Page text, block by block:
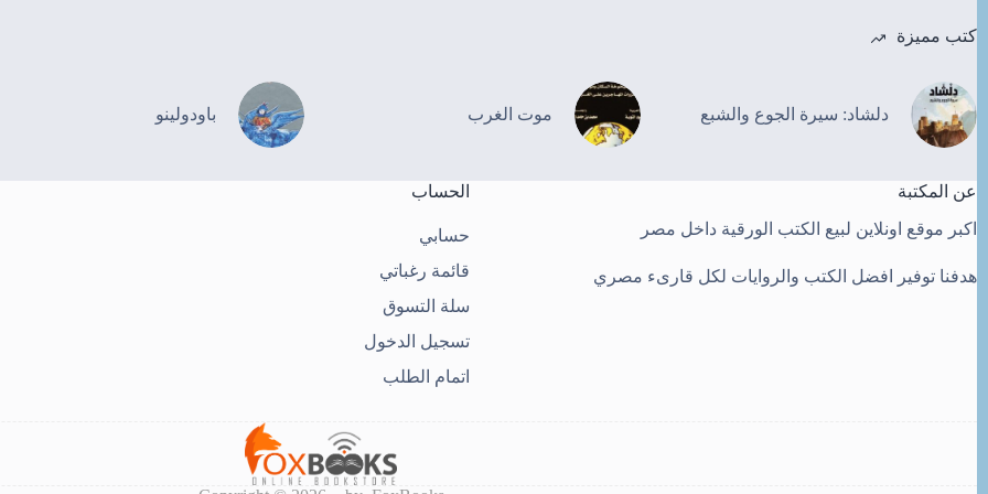
كتب مميزة
دلشاد: سيرة الجوع والشبع موت الغرب باودولينو
عن المكتبة
اكبر موقع اونلاين لبيع الكتب الورقية داخل مصر
هدفنا توفير افضل الكتب والروايات لكل قارىء مصري
الحساب
حسابي
قائمة رغباتي
سلة التسوق
تسجيل الدخول
اتمام الطلب